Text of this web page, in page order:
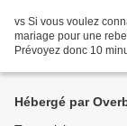
vs Si vous voulez
mariage pour une
Prévoyez donc 10
Hébergé par